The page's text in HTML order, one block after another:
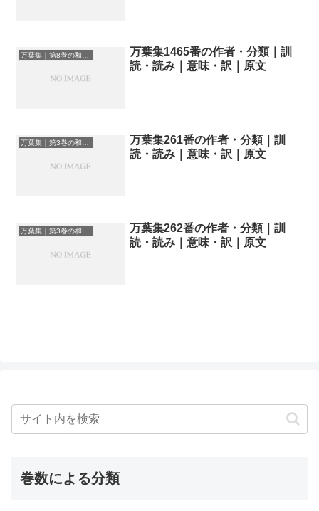
万葉集1465番の作者・分類｜訓
読・読み｜意味・訳｜原文
万葉集｜第3巻の和歌一覧
万葉集261番の作者・分類｜訓
読・読み｜意味・訳｜原文
万葉集262番の作者・分類｜訓
読・読み｜意味・訳｜原文
巻数による分類